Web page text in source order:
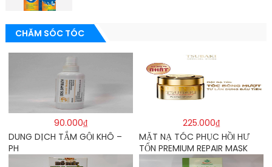
CHĂM SÓC TÓC
90.000₫
DUNG DỊCH TẮM GỘI KHÔ –
PH
225.000₫
MẶT NẠ TÓC PHỤC HỒI HƯ
TỔN PREMIUM REPAIR MASK
180G – TSUBAKI